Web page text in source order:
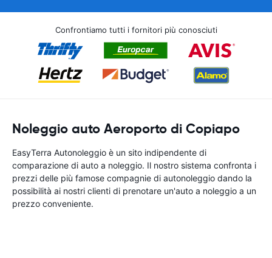
Confrontiamo tutti i fornitori più conosciuti
Noleggio auto Aeroporto di Copiapo
EasyTerra Autonoleggio è un sito indipendente di
comparazione di auto a noleggio. Il nostro sistema confronta i
prezzi delle più famose compagnie di autonoleggio dando la
possibilità ai nostri clienti di prenotare un'auto a noleggio a un
prezzo conveniente.